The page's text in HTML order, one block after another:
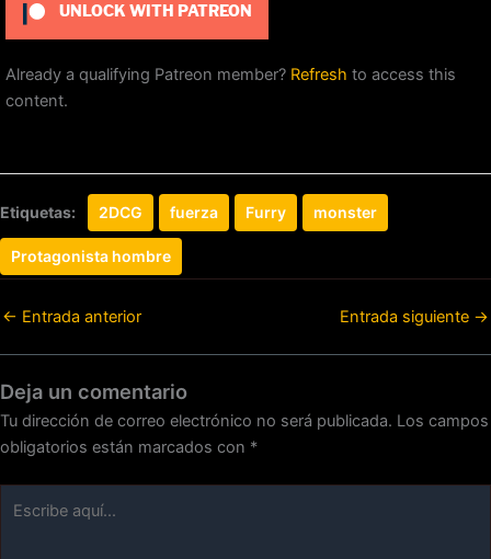
UNLOCK WITH PATREON
Already a qualifying Patreon member? Refresh to access this
content.
Etiquetas: 2DCG fuerza Furry monster
Protagonista hombre
← Entrada anterior Entrada siguiente →
Deja un comentario
Tu dirección de correo electrónico no será publicada. Los campos
obligatorios están marcados con *
aquí...